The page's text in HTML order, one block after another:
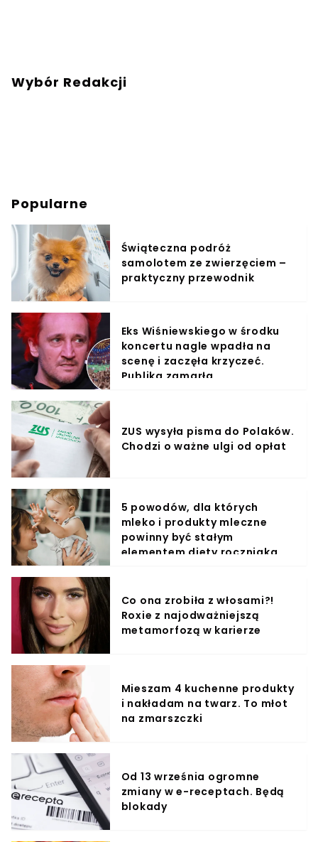
Wybór Redakcji
Popularne
Świąteczna podróż
samolotem ze zwierzęciem –
praktyczny przewodnik
Eks Wiśniewskiego w środku
koncertu nagle wpadła na
scenę i zaczęła krzyczeć.
Publika zamarła
ZUS wysyła pisma do Polaków.
Chodzi o ważne ulgi od opłat
5 powodów, dla których
mleko i produkty mleczne
powinny być stałym
elementem diety roczniaka
Co ona zrobiła z włosami?!
Roxie z najodważniejszą
metamorfozą w karierze
Mieszam 4 kuchenne produkty
i nakładam na twarz. To młot
na zmarszczki
Od 13 września ogromne
zmiany w e-receptach. Będą
blokady